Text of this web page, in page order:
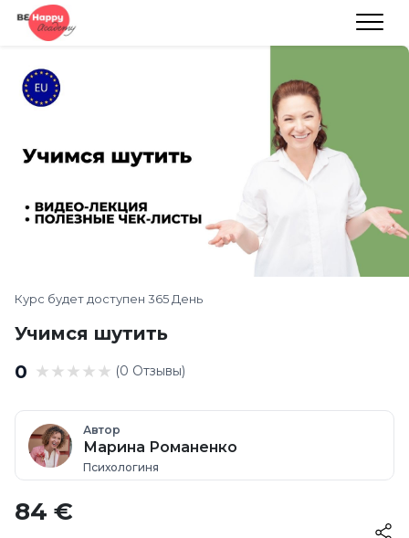
Курс будет доступен 365 День
Учимся шутить
0
(0 Отзывы)
Автор
Марина Романенко
Психологиня
84 €